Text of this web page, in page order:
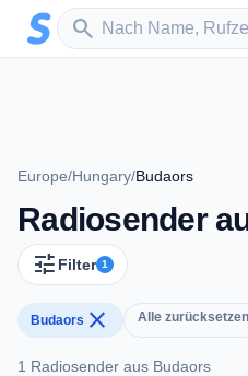
Zum Hauptinhalt springen
search
Sender suchen
Europe/Hungary/Budaors
Radiosender
tune Filter 1
Budaors close Alle zurücksetzen
1 Radiosender aus Budaors